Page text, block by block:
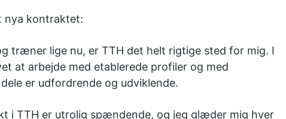
nya kontraktet:
træner lige nu, er TTH det helt rigtige sted for mig. I
at arbejde med etablerede profiler og med
er udfordrende og udviklende.
i TTH er utrolig spændende, og jeg glæder mig hver